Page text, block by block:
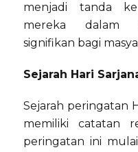
menjadi tanda
mereka dalam
signifikan bagi
Sejarah Hari
Sejarah peringatan
memiliki catatan
peringatan ini